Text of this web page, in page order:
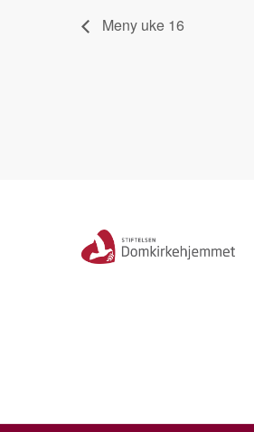
Meny uke 16